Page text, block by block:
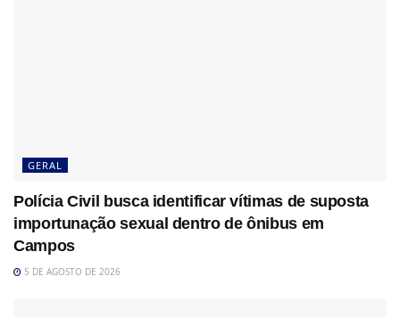
GERAL
Polícia Civil busca identificar vítimas de suposta
importunação sexual dentro de ônibus em
Campos
5 DE AGOSTO DE 2026